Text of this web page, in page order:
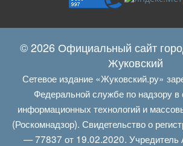
© 2026 Официальный сайт
Жуковский
Сетевое издание «Жуковский.ру»
Федеральной службе по надзору в
информационных технологий и
(Роскомнадзор). Свидетельство о
— 77837 от 19.02.2020. Учредитель